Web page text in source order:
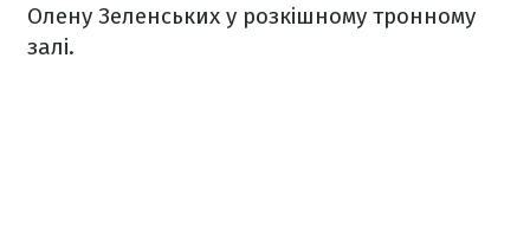
Олену Зеленських у розкішному тронному
залі.